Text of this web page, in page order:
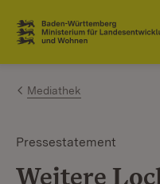
Zum Inhalt
Link zur Startseite
Mediathek
Pressestatement
Weitere